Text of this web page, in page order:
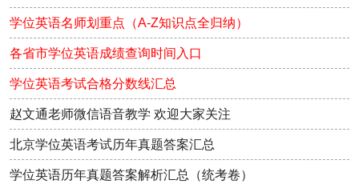
学位英语名师划重点（A-Z知识点全归纳）
各省市学位英语成绩查询时间入口
学位英语考试合格分数线汇总
赵文通老师微信语音教学 欢迎大家关注
北京学位英语考试历年真题答案汇总
学位英语历年真题答案解析汇总（统考卷）